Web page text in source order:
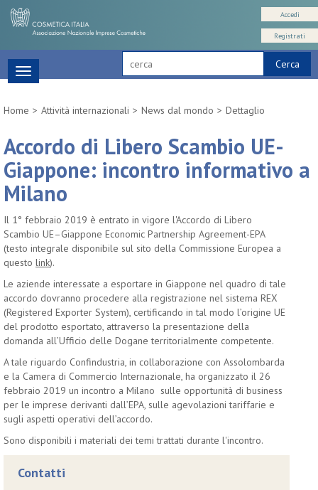
Cerca
Accedi
Registrati
Toggle
navigation
Home
Attività internazionali News dal mondo Dettaglio
Accordo di Libero Scambio UE-
Giappone: incontro informativo a
Milano
Il 1° febbraio 2019 è entrato in vigore l'Accordo di Libero
Scambio UE–Giappone Economic Partnership Agreement-EPA
(testo integrale disponibile sul sito della Commissione Europea a
questo link).
Le aziende interessate a esportare in Giappone nel quadro di tale
accordo dovranno procedere alla registrazione nel sistema REX
(Registered Exporter System), certificando in tal modo l’origine UE
del prodotto esportato, attraverso la presentazione della
domanda all’Ufficio delle Dogane territorialmente competente.
A tale riguardo Confindustria, in collaborazione con Assolombarda
e la Camera di Commercio Internazionale, ha organizzato il 26
febbraio 2019 un incontro a Milano sulle opportunità di business
per le imprese derivanti dall’EPA, sulle agevolazioni tariffarie e
sugli aspetti operativi dell’accordo.
Sono disponibili i materiali dei temi trattati durante l'incontro.
Contatti